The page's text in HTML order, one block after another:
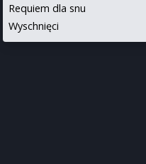
Requiem dla snu
Wyschnięci